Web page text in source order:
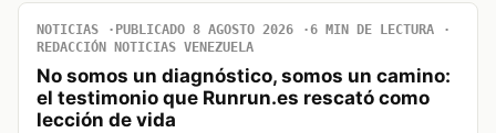
NOTICIAS PUBLICADO 8 AGOSTO 2026
6 MIN DE LECTURA
REDACCIÓN NOTICIAS VENEZUELA
No somos un diagnóstico, somos un camino:
el testimonio que Runrun.es rescató como
lección de vida